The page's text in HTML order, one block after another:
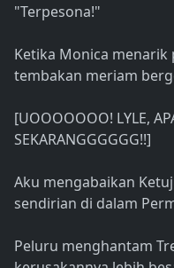
"Terpesona!"
Ketika Monica
tembakan meriam
[UOOOOOOO! LYLE,
SEKARANGGGGGG!!]
Aku mengabaikan
sendirian di dalam
Peluru menghantam